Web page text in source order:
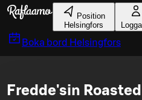
Gå till huvudinnehållet
Position
Helsingfors
Boka bord Helsingfors
Fredde'sin